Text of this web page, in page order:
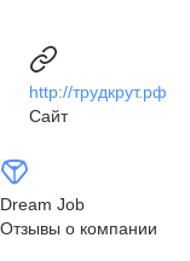
http://трудкрут.рф
Сайт
Dream Job
Отзывы о компании